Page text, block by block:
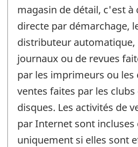
magasin de détail, c'est à
directe par démarchage,
distributeur automatique,
journaux ou de revues
par les imprimeurs ou les
ventes faites par les
disques. Les activités de
par Internet sont
uniquement si elles sont